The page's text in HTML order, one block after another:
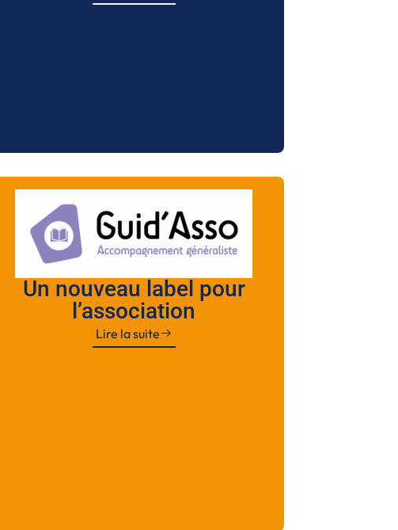
Un nouveau label pour
l’association
Lire la suite